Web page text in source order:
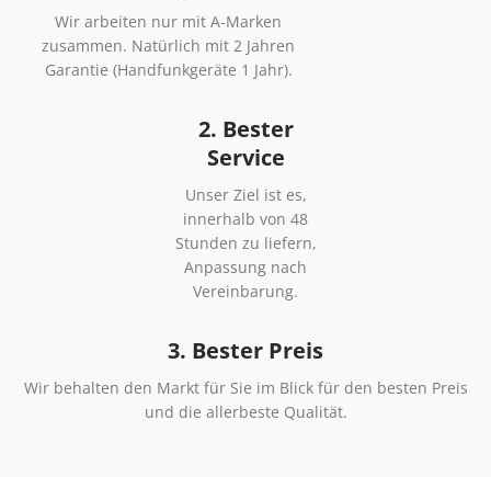
Wir arbeiten nur mit A-Marken
zusammen. Natürlich mit 2 Jahren
Garantie (Handfunkgeräte 1 Jahr).
2. Bester
Service
Unser Ziel ist es,
innerhalb von 48
Stunden zu liefern,
Anpassung nach
Vereinbarung.
3. Bester Preis
Wir behalten den Markt für Sie im Blick für den besten Preis
und die allerbeste Qualität.